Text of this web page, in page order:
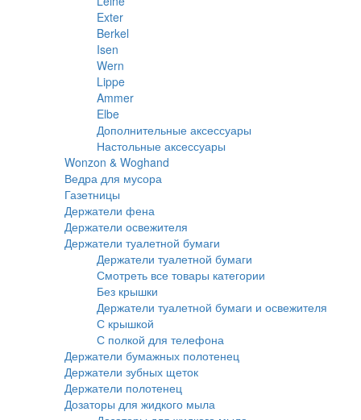
Exter
Berkel
Isen
Wern
Lippe
Ammer
Elbe
Дополнительные аксессуары
Настольные аксессуары
Wonzon & Woghand
Ведра для мусора
Газетницы
Держатели фена
Держатели освежителя
Держатели туалетной бумаги
Держатели туалетной бумаги
Смотреть все товары категории
Без крышки
Держатели туалетной бумаги и освежителя
С крышкой
С полкой для телефона
Держатели бумажных полотенец
Держатели зубных щеток
Держатели полотенец
Дозаторы для жидкого мыла